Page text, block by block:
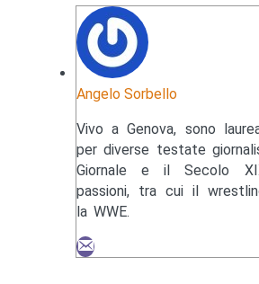
Angelo Sorbello
Vivo a Genova, sono
per diverse testate
Giornale e il Secolo
passioni, tra cui il
la WWE.